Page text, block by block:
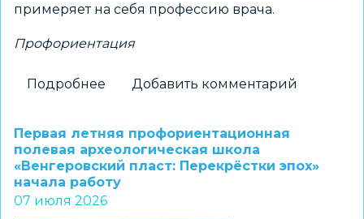
примеряет на себя профессию врача.
Профориентация
Подробнее
гимназист
стал
участником
мастер
-
Добавить комментарий
Первая летняя профориентационная
полевая археологическая школа
«Венгеровский пласт: Перекрёстки эпох»
начала работу
07 июля 2026